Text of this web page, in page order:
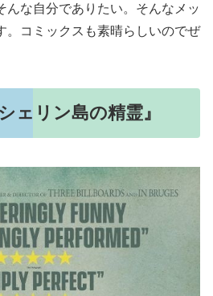
んな自分でありたい。そんなメッ
。コミックスも素晴らしいのでぜ
ェリン島の精霊』